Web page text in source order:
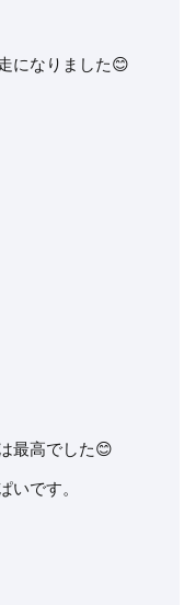
になりました😊
最高でした😊
いです。